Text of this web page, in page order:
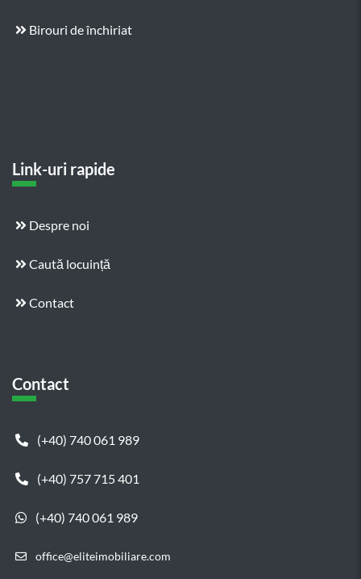
Birouri de închiriat
Link-uri rapide
Despre noi
Caută locuință
Contact
Contact
(+40) 740 061 989
(+40) 757 715 401
(+40) 740 061 989
office@eliteimobiliare.com